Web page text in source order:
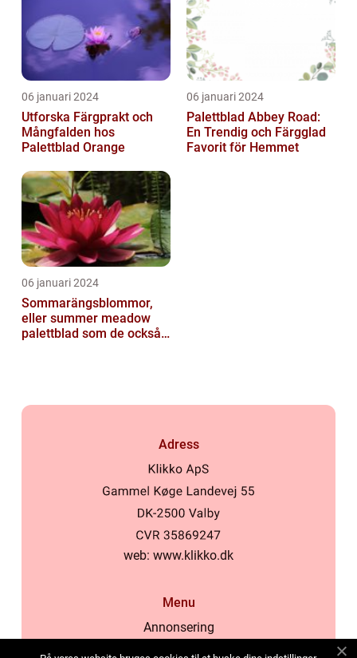
06 januari 2024
Utforska Färgprakt och
Mångfalden hos
Palettblad Orange
06 januari 2024
Palettblad Abbey Road:
En Trendig och Färgglad
Favorit för Hemmet
06 januari 2024
Sommarängsblommor,
eller summer meadow
palettblad som de också
Adress
web: www.klikko.dk
Menu
Annonsering